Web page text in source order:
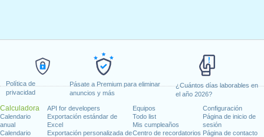
Política de
privacidad
Pásate a Premium para eliminar
anuncios y más
¿Cuántos días laborables en
el año 2026?
Calculadora
Calendario
anual
Calendario
API for developers
Exportación estándar de
Excel
Exportación personalizada de
Equipos
Todo list
Mis cumpleaños
Centro de recordatorios
Configuración
Página de inicio de
sesión
Página de contacto